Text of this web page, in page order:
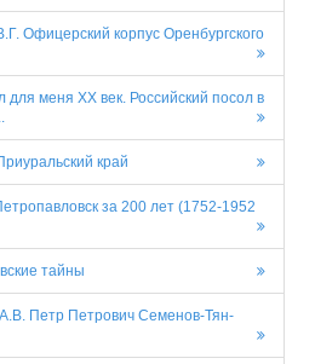
Офицерский корпус Оренбургского
меня XX век. Российский посол в
край
за 200 лет (1752-1952
тайны
Петр Петрович Семенов-Тян-